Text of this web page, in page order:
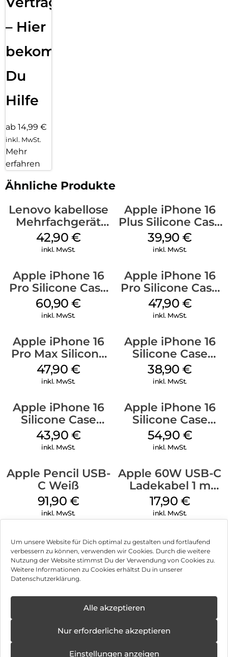
Um unsere Website für Dich optimal zu gestalten und fortlaufend
verbessern zu können, verwenden wir Cookies. Durch die weitere
Nutzung der Website stimmst Du der Verwendung von Cookies zu.
Weitere Informationen zu Cookies erhältst Du in unserer
Datenschutzerklärung.
Alle akzeptieren
Nur erforderliche akzeptieren
Einstellungen anzeigen
– Hier
bekommst
Du
Hilfe
ab 14,99 €
inkl. MwSt.
Mehr
erfahren
Ähnliche Produkte
Lenovo kabellose
Mehrfachgerät
Luna Grey
42,90 €
inkl. MwSt.
Apple iPhone 16
Plus Silicone Case
MagSafe Plum
39,90€
inkl. MwSt.
Apple iPhone 16
Pro Silicone Case
MagSafe Stone
Gray
60,90€
inkl. MwSt.
Apple iPhone 16
Pro Silicone Case
MagSafe Denim
47,90 €
inkl. MwSt.
Apple iPhone 16
Pro Max Silicone
Case MagSafe
Black
47,90 €
inkl. MwSt.
Apple iPhone 16
Silicone Case
MagSafe
Ultramarine
38,90€
inkl. MwSt.
Apple iPhone 16
Silicone Case
MagSafe Plum
43,90 €
inkl. MwSt.
Apple iPhone 16
Silicone Case
MagSafe Lake
Green
54,90 €
inkl. MwSt.
Apple Pencil USB-
C Weiß
91,90 €
inkl. MwSt.
Apple 60W USB-C
Ladekabel 1 m
Weiß
17,90 €
inkl. MwSt.
Impressum
Hinweis zur Batterieentsorgung